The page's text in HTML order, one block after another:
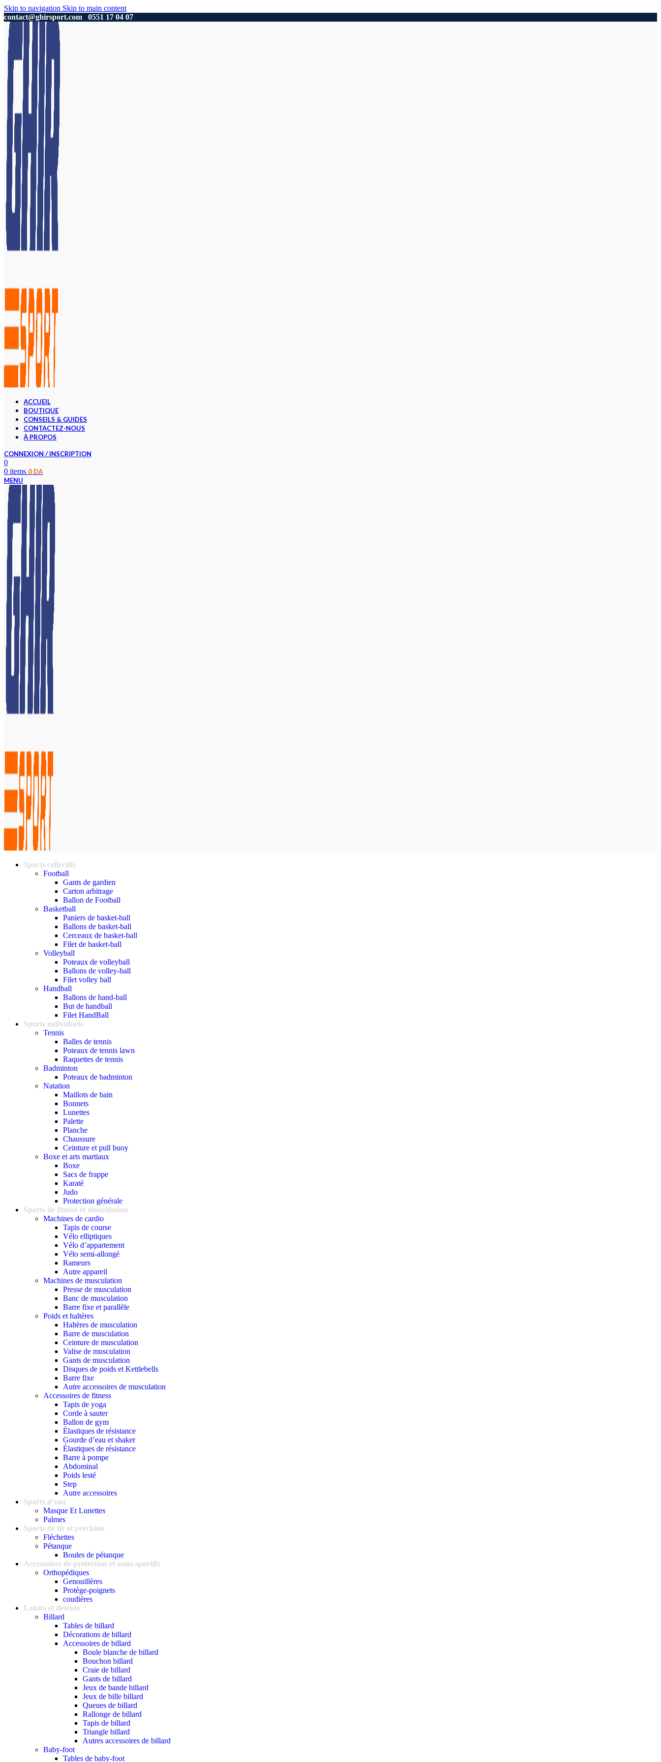
Skip to navigation Skip to main content
contact@ghirsport.com
0551 17 04 07
ACCUEIL
BOUTIQUE
CONSEILS & GUIDES
CONTACTEZ-NOUS
À PROPOS
CONNEXION / INSCRIPTION
0
0 items 0 DA
MENU
Sports collectifs
Football
Gants de gardien
Carton arbitrage
Ballon de Football
Basketball
Paniers de basket-ball
Ballons de basket-ball
Cerceaux de basket-ball
Filet de basket-ball
Volleyball
Poteaux de volleyball
Ballons de volley-ball
Filet volley ball
Handball
Ballons de hand-ball
But de handball
Filet HandBall
Sports individuels
Tennis
Balles de tennis
Poteaux de tennis lawn
Raquettes de tennis
Badminton
Poteaux de badminton
Natation
Maillots de bain
Bonnets
Lunettes
Palette
Planche
Chaussure
Ceinture et pull buoy
Boxe et arts martiaux
Boxe
Sacs de frappe
Karaté
Judo
Protection générale
Sports de fitness et musculation
Machines de cardio
Tapis de course
Vélo elliptiques
Vélo d’appartement
Vélo semi-allongé
Rameurs
Autre appareil
Machines de musculation
Presse de musculation
Banc de musculation
Barre fixe et parallèle
Poids et haltères
Haltères de musculation
Barre de musculation
Ceinture de musculation
Valise de musculation
Gants de musculation
Disques de poids et Kettlebells
Barre fixe
Autre accessoires de musculation
Accessoires de fitness
Tapis de yoga
Corde à sauter
Ballon de gym
Élastiques de résistance
Gourde d’eau et shaker
Élastiques de résistance
Barre à pompe
Abdominal
Poids lesté
Step
Autre accessoires
Sports d’eau
Masque Et Lunettes
Palmes
Sports de tir et précision
Fléchettes
Pétanque
Boules de pétanque
Accessoires de protection et soins sportifs
Orthopédiques
Genouillères
Protège-poignets
coudières
Loisirs et détente
Billard
Tables de billard
Décorations de billard
Accessoires de billard
Boule blanche de billard
Bouchon billard
Craie de billard
Gants de billard
Jeux de bande billard
Jeux de bille billard
Queues de billard
Rallonge de billard
Tapis de billard
Triangle billard
Autres accessoires de billard
Baby-foot
Tables de baby-foot